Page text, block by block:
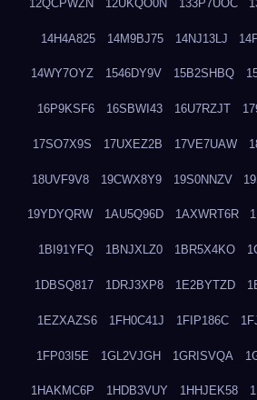
12QCPWZN 12UKQO0N 133P7UOC
14H4A825 14M9BJ75 14NJ13LJ
14WY7OYZ 1546DY9V 15B2SHBQ
16P9KSF6 16SBWI43 16U7RZJT
17SO7X9S 17UXEZ2B 17VE7UAW
18UVF9V8 19CWX8Y9 19S0NNZV
19YDYQRW 1AU5Q96D 1AXWRT6R
1BI91YFQ 1BNJXLZ0 1BR5X4KO
1DBSQ817 1DRJ3XP8 1E2BYTZD
1EZXAZS6 1FH0C41J 1FIP186C
1FP03I5E 1GL2VJGH 1GRISVQA
1HAKMC6P 1HDB3VUY 1HHJEK58